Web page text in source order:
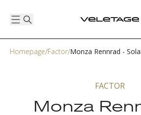
Homepage Factor Monza Rennrad -
FACTOR
Monza